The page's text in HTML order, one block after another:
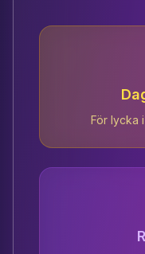
För lycka